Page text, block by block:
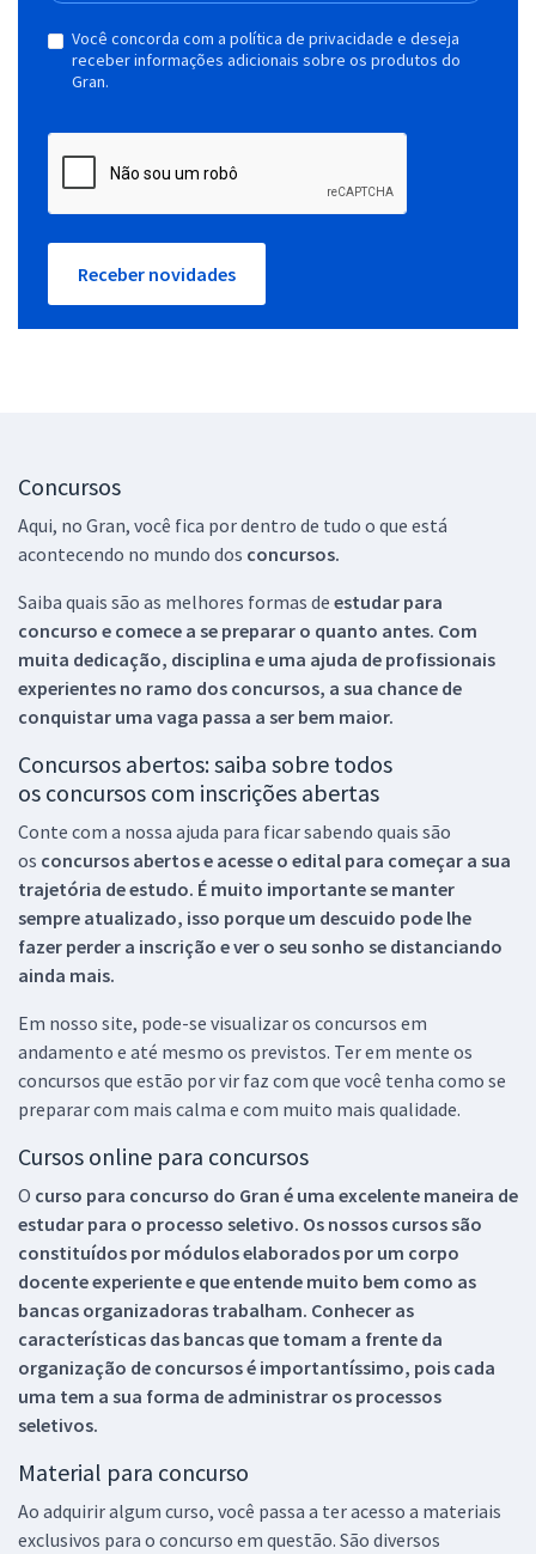
Você concorda com a política de privacidade e deseja
receber informações adicionais sobre os produtos do
Gran.
Receber novidades
Concursos
Aqui, no Gran, você fica por dentro de tudo o que está
acontecendo no mundo dos concursos.
Saiba quais são as melhores formas de estudar para
concurso e comece a se preparar o quanto antes. Com
muita dedicação, disciplina e uma ajuda de profissionais
experientes no ramo dos concursos, a sua chance de
conquistar uma vaga passa a ser bem maior.
Concursos abertos: saiba sobre todos
os concursos com inscrições abertas
Conte com a nossa ajuda para ficar sabendo quais são
os concursos abertos e acesse o edital para começar a sua
trajetória de estudo. É muito importante se manter
sempre atualizado, isso porque um descuido pode lhe
fazer perder a inscrição e ver o seu sonho se distanciando
ainda mais.
Em nosso site, pode-se visualizar os concursos em
andamento e até mesmo os previstos. Ter em mente os
concursos que estão por vir faz com que você tenha como se
preparar com mais calma e com muito mais qualidade.
Cursos online para concursos
O curso para concurso do Gran é uma excelente maneira de
estudar para o processo seletivo. Os nossos cursos são
constituídos por módulos elaborados por um corpo
docente experiente e que entende muito bem como as
bancas organizadoras trabalham. Conhecer as
características das bancas que tomam a frente da
organização de concursos é importantíssimo, pois cada
uma tem a sua forma de administrar os processos
seletivos.
Material para concurso
Ao adquirir algum curso, você passa a ter acesso a materiais
exclusivos para o concurso em questão. São diversos